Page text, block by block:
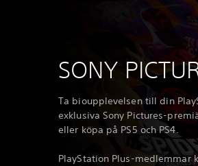
SONY
Ta bioupplevelsen till din
exklusiva Sony Pictures-
eller köpa på PS5 och PS4.
PlayStation Plus-medlemmar